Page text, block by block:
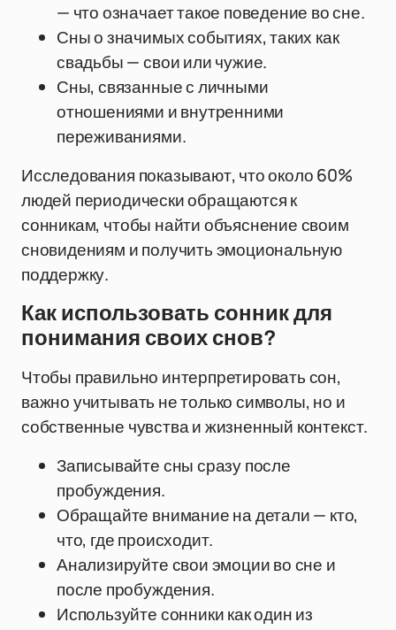
— что означает такое поведение во сне.
Сны о значимых событиях, таких как
свадьбы — свои или чужие.
Сны, связанные с личными
отношениями и внутренними
переживаниями.
Исследования показывают, что около 60%
людей периодически обращаются к
сонникам, чтобы найти объяснение своим
сновидениям и получить эмоциональную
поддержку.
Как использовать сонник для
понимания своих снов?
Чтобы правильно интерпретировать сон,
важно учитывать не только символы, но и
собственные чувства и жизненный контекст.
Записывайте сны сразу после
пробуждения.
Обращайте внимание на детали — кто,
что, где происходит.
Анализируйте свои эмоции во сне и
после пробуждения.
Используйте сонники как один из